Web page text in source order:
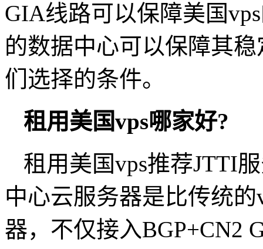
GIA线路可以保障美国
的数据中心可以保障其
们选择的条件。
租用美国vps哪家好?
租用美国vps推荐JTTI
中心云服务器是比传统
器，不仅接入BGP+CN2